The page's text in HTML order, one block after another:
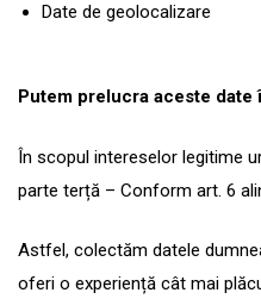
Date de geolocalizare
Putem prelucra aceste date
În scopul intereselor legitime
parte terță – Conform art. 6
Astfel, colectăm datele
oferi o experiență cât mai